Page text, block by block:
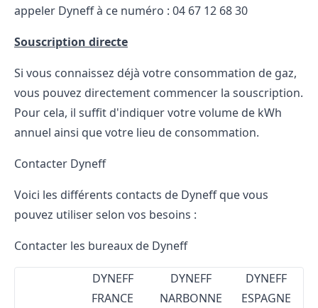
appeler Dyneff à ce numéro : 04 67 12 68 30
Souscription directe
Si vous connaissez déjà votre consommation de gaz,
vous pouvez directement commencer la souscription.
Pour cela, il suffit d'indiquer votre volume de kWh
annuel ainsi que votre lieu de consommation.
Contacter Dyneff
Voici les différents contacts de Dyneff que vous
pouvez utiliser selon vos besoins :
Contacter les bureaux de Dyneff
DYNEFF
FRANCE
DYNEFF
NARBONNE
DYNEFF
ESPAGNE